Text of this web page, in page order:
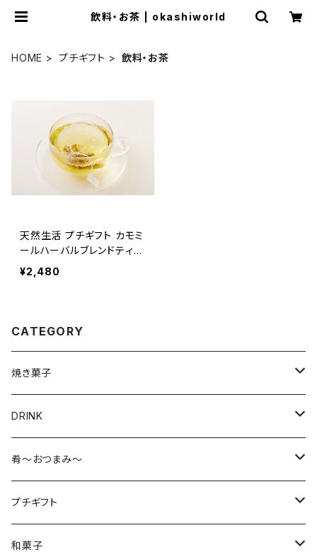
飲料・お茶 | okashiworld
HOME プチギフト 飲料・お茶
天然生活 プチギフト カモミ
ールハーバルブレンドティー
(20個) 《 ほんのきもちで
す 》
¥2,480
CATEGORY
焼き菓子
美味しいグルテンフリー
抹茶
材料
タルト
フロランタン
DRINK
お茶・抹茶
材料
珈琲
紅茶
肴～おつまみ～
海鮮珍味
チーズ
プチギフト
飲料・お茶
和菓子